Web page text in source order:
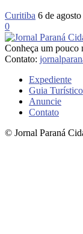
Curitiba 6 de
0
Conheça um pouco
Contato:
Expediente
Guia Turístico
Anuncie
Contato
© Jornal Paraná